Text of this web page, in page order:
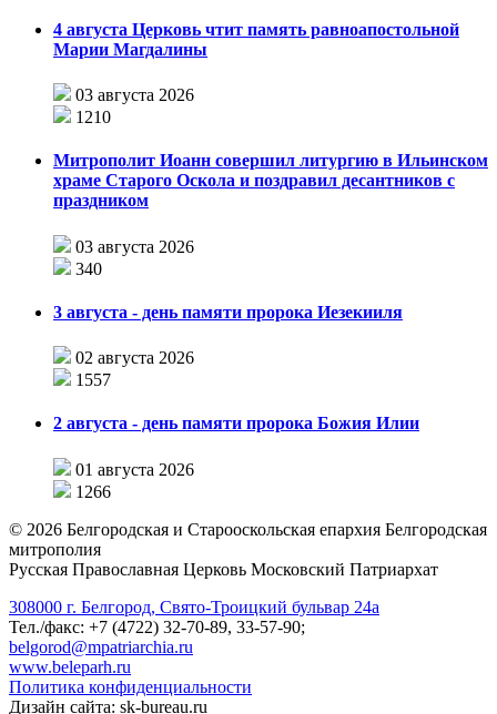
4 августа Церковь чтит память равноапостольной
Марии Магдалины
03 августа 2026
1210
Митрополит Иоанн совершил литургию в Ильинском
храме Старого Оскола и поздравил десантников с
праздником
03 августа 2026
340
3 августа - день памяти пророка Иезекииля
02 августа 2026
1557
2 августа - день памяти пророка Божия Илии
01 августа 2026
1266
© 2026 Белгородская и Старооскольская епархия Белгородская
митрополия
Русская Православная Церковь Московский Патриархат
308000 г. Белгород, Свято-Троицкий бульвар 24а
Тел./факс: +7 (4722) 32-70-89, 33-57-90;
belgorod@mpatriarchia.ru
www.beleparh.ru
Политика конфиденциальности
Дизайн сайта: sk-bureau.ru